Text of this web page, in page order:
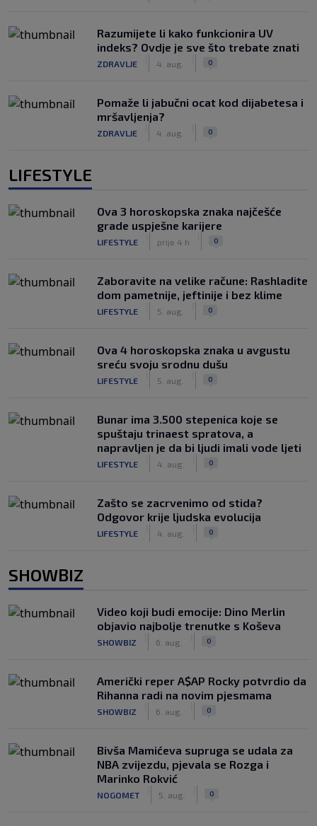
Razumijete li kako funkcionira UV
indeks? Ovdje je sve što trebate znati
ZDRAVLJE 4. aug. 0
Pomaže li jabučni ocat kod dijabetesa i
mršavljenja?
ZDRAVLJE 4. aug. 0
LIFESTYLE
Ova 3 horoskopska znaka najčešće
grade uspješne karijere
LIFESTYLE prije 4 h 0
Zaboravite na velike račune: Rashladite
dom pametnije, jeftinije i bez klime
LIFESTYLE 5. aug. 0
Ova 4 horoskopska znaka u avgustu
sreću svoju srodnu dušu
LIFESTYLE 5. aug. 0
Bunar imа 3.500 stepenica koje se
spuštaju trinaest spratova, a
napravljen je da bi ljudi imali vode ljeti
LIFESTYLE 4. aug. 0
Zašto se zacrvenimo od stida?
Odgovor krije ljudska evolucija
LIFESTYLE 4. aug. 0
SHOWBIZ
Video koji budi emocije: Dino Merlin
objavio najbolje trenutke s Koševa
SHOWBIZ 6. aug. 0
Američki reper A$AP Rocky potvrdio da
Rihanna radi na novim pjesmama
SHOWBIZ 6. aug. 0
Bivša Mamićeva supruga se udala za
NBA zvijezdu, pjevala se Rozga i
Marinko Rokvić
NOGOMET 5. aug. 0